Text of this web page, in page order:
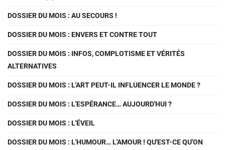
DOSSIER DU MOIS : AU SECOURS !
DOSSIER DU MOIS : ENVERS ET CONTRE TOUT
DOSSIER DU MOIS : INFOS, COMPLOTISME ET VÉRITÉS
ALTERNATIVES
DOSSIER DU MOIS : L'ART PEUT-IL INFLUENCER LE MONDE ?
DOSSIER DU MOIS : L'ESPÉRANCE… AUJOURD'HUI ?
DOSSIER DU MOIS : L'ÉVEIL
DOSSIER DU MOIS : L'HUMOUR… L'AMOUR ! QU'EST-CE QU'ON